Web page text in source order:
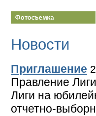
Новости
Приглашение
Правление
Лиги на
отчетно-
сайта